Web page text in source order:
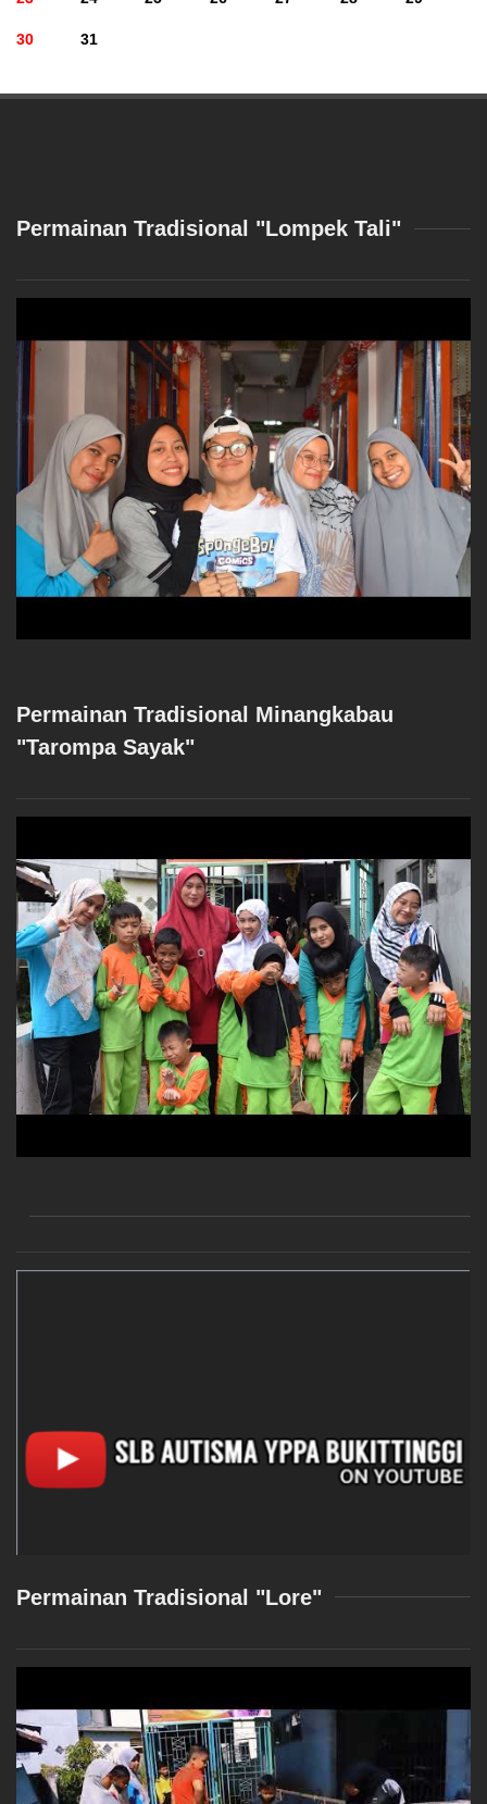
30 31
Permainan Tradisional "Lompek Tali"
Permainan Tradisional Minangkabau
"Tarompa Sayak"
Permainan Tradisional "Lore"